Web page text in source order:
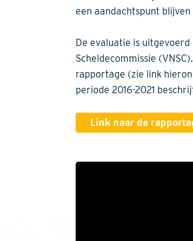
een aandachtspunt
De evaluatie is
Scheldecommissie
rapportage (zie link
periode 2016-2021
Link naar de